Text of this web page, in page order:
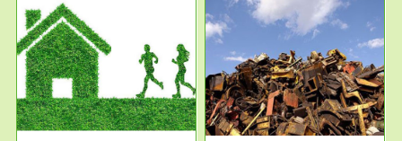
服务范围
固体危险废物处理
固体废物解释：固体废物是指人
们在生产建设、日常生活和其他